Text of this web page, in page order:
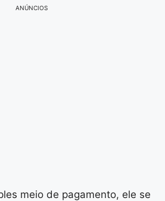
ANÚNCIOS
meio de pagamento, ele se